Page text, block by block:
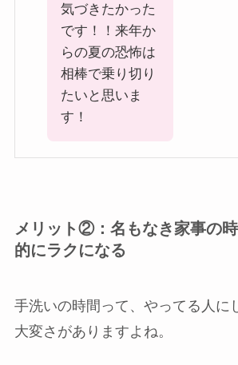
気づきたかった
です！！来年か
らの夏の恐怖は
相棒で乗り切り
たいと思いま
す！
メリット②：名もなき家事の
的にラクになる
手洗いの時間って、やってる人に
大変さがありますよね。